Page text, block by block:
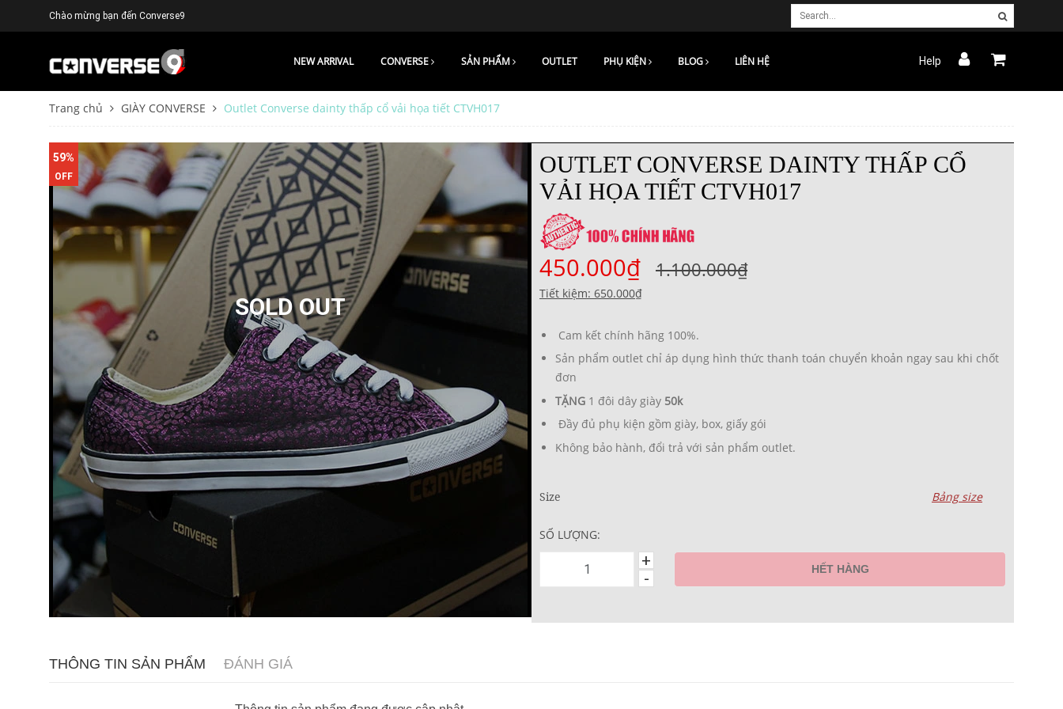
Chào mừng bạn đến Converse9
NEW ARRIVAL CONVERSE SẢN PHẨM OUTLET PHỤ KIỆN BLOG LIÊN HỆ Help
Trang chủ GIÀY CONVERSE Outlet Converse dainty thấp cổ vải họa tiết CTVH017
SOLD OUT
59%
OFF
OUTLET CONVERSE DAINTY THẤP CỔ
VẢI HỌA TIẾT CTVH017
450.000₫ 1.100.000₫
Tiết kiệm: 650.000₫
Cam kết chính hãng 100%.
Sản phẩm outlet chỉ áp dụng hình thức thanh toán chuyển khoản ngay sau khi chốt
đơn
TẶNG 1 đôi dây giày 50k
Đầy đủ phụ kiện gồm giày, box, giấy gói
Không bảo hành, đổi trả với sản phẩm outlet.
Size Bảng size
SỐ LƯỢNG:
-
+ HẾT HÀNG
THÔNG TIN SẢN PHẨM ĐÁNH GIÁ